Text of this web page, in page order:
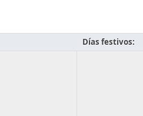
Días festivos: